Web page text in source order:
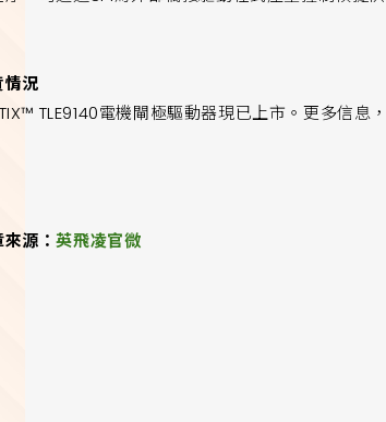
情況
TLE9140電機閘極驅動器現已上市。更多信息
來源：英飛凌官微